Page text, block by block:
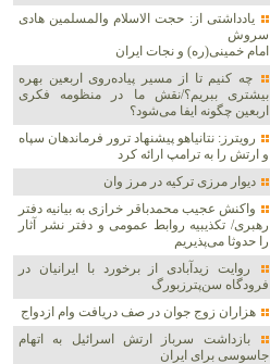
یادداشتی از: حجت الاسلام والمسلمین هادی
سروش
امام خمینی(ره) و نجات ایران
چه کنیم تا از مسیر پیاده‌روی اربعین بهره
بیشتری ببریم؟/نقش ما در منظومه فکری
اربعین چگونه ایفا می‌شود؟
رویترز: نتانیاهو پیشنهاد ترور فرماندهان سپاه
و ارتش را به ترامپ ارائه کرد
دیوار مرزی ترکیه در مرز وان
واکنش عجیب محمدباقر خرازی به بیانیه دفتر
رهبری/ تکذیبیه روابط عمومی و دفتر نشر آثار
را حدوثا می‌پذیریم
روایت زیدآبادی از برخورد با ایرانیان در
فرودگاه سن‌پترزبورگ
هزاران زوج‌ جوان در صف دریافت وام ازدواج
بازداشت سرباز ارتش اسرائیل به اتهام
جاسوسی برای ایران